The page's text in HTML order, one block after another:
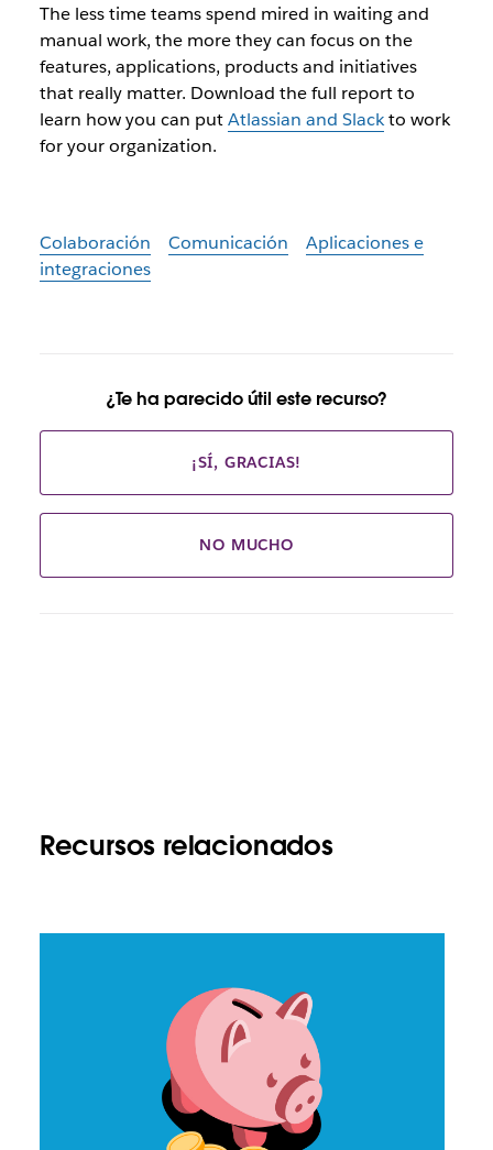
The less time teams spend mired in waiting and
manual work, the more they can focus on the
features, applications, products and initiatives
that really matter. Download the full report to
learn how you can putAtlassian and Slackto work
for your organization.
Colaboración Comunicación
Aplicaciones e
integraciones
¿Te ha parecido útil este recurso?
¡SÍ, GRACIAS!
NO MUCHO
Recursos relacionados